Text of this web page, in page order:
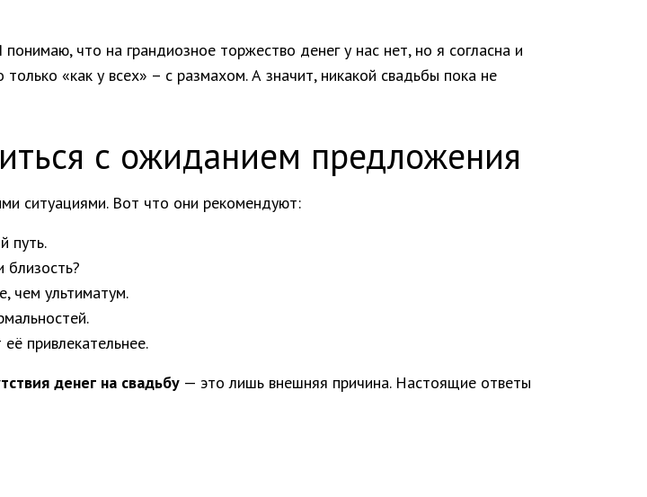
понимаю, что на грандиозное торжество денег у нас нет, но я согласна и
«как у всех» – с размахом. А значит, никакой свадьбы пока не
с ожиданием предложения
ситуациями. Вот что они рекомендуют:
путь.
чем ультиматум.
привлекательнее.
денег на свадьбу — это лишь внешняя причина. Настоящие ответы